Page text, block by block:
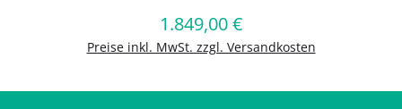
Regulärer Preis:
1.849,00 €
Preise inkl. MwSt. zzgl. Versandkosten
In den Warenkorb